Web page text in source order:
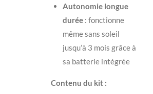
Autonomie longue
durée: fonctionne
même sans soleil
jusqu’à 3 mois grâce à
sa batterie intégrée
Contenu du kit :